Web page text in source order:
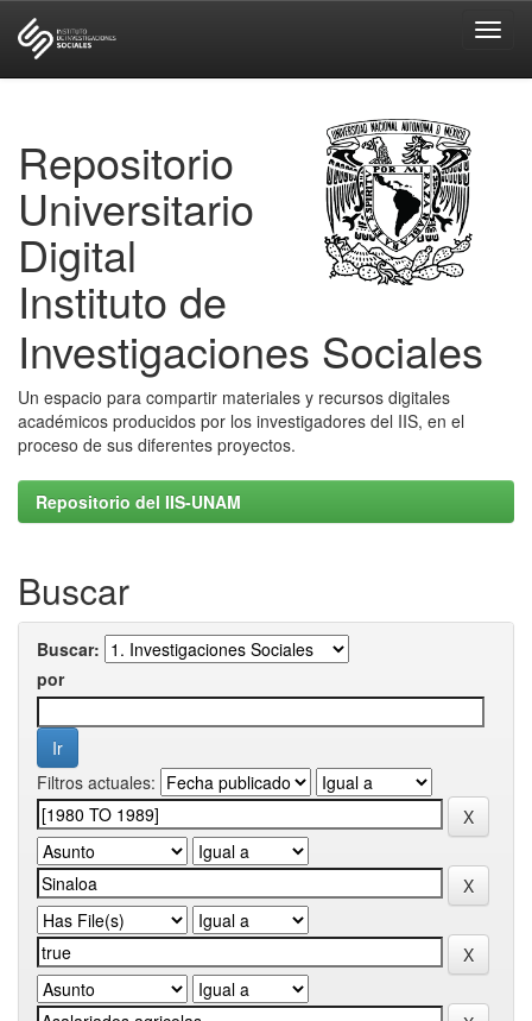
Repositorio
Universitario
Digital
Instituto de
Investigaciones Sociales
Un espacio para compartir materiales y recursos digitales
académicos producidos por los investigadores del IIS, en el
proceso de sus diferentes proyectos.
Repositorio del IIS-UNAM
Buscar
Buscar:
por
Filtros actuales: